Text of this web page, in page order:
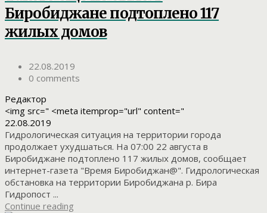
Биробиджане подтоплено 117
жилых домов
22.08.2019
0 comments
Редактор
<img src=" <meta itemprop="url" content="
22.08.2019
Гидрологическая ситуация на территории города
продолжает ухудшаться. На 07:00 22 августа в
Биробиджане подтоплено 117 жилых домов, сообщает
интернет-газета "Время Биробиджан@". Гидрологическая
обстановка на территории Биробиджана р. Бира
Гидропост ...
Continue reading